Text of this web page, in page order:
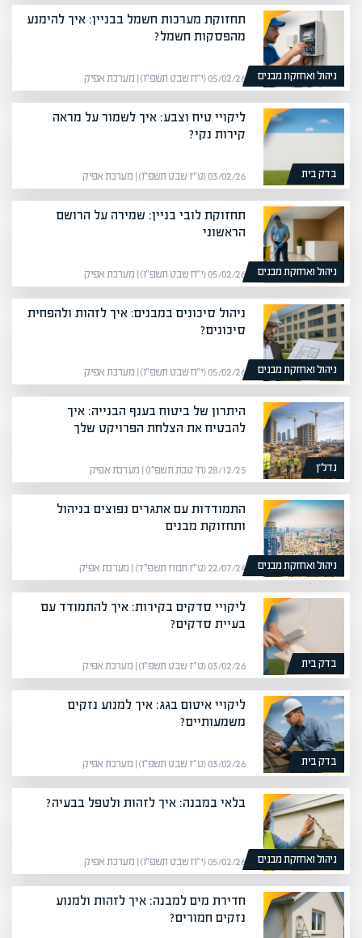
ניהול ואחזקת מבנים
תחזוקת מערכות חשמל בבניין: איך להימנע
מהפסקות חשמל?
05/02/26 (י״ח שבט תשפ״ו) | מערכת אפיק
בדק בית
ליקויי טיח וצבע: איך לשמור על מראה
קירות נקי?
03/02/26 (ט״ז שבט תשפ״ו) | מערכת אפיק
ניהול ואחזקת מבנים
תחזוקת לובי בניין: שמירה על הרושם
הראשוני
05/02/26 (י״ח שבט תשפ״ו) | מערכת אפיק
ניהול ואחזקת מבנים
ניהול סיכונים במבנים: איך לזהות ולהפחית
סיכונים?
05/02/26 (י״ח שבט תשפ״ו) | מערכת אפיק
נדל”ן
היתרון של ביטוח בענף הבנייה: איך
להבטיח את הצלחת הפרויקט שלך
28/12/25 (ח׳ טבת תשפ״ו) | מערכת אפיק
ניהול ואחזקת מבנים
התמודדות עם אתגרים נפוצים בניהול
ותחזוקת מבנים
22/07/24 (ט״ז תמוז תשפ״ד) | מערכת אפיק
בדק בית
ליקויי סדקים בקירות: איך להתמודד עם
בעיית סדקים?
03/02/26 (ט״ז שבט תשפ״ו) | מערכת אפיק
בדק בית
ליקויי איטום בגג: איך למנוע נזקים
משמעותיים?
03/02/26 (ט״ז שבט תשפ״ו) | מערכת אפיק
ניהול ואחזקת מבנים
בלאי במבנה: איך לזהות ולטפל בבעיה?
05/02/26 (י״ח שבט תשפ״ו) | מערכת אפיק
חדירת מים למבנה: איך לזהות ולמנוע
נזקים חמורים?